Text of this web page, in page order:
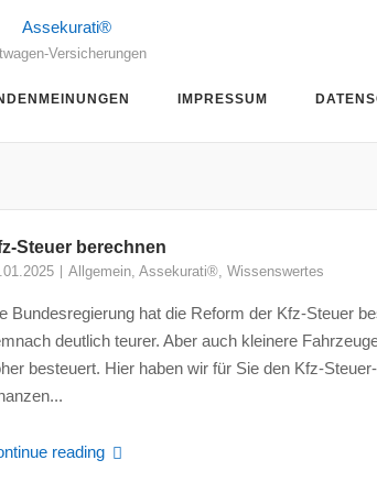
Versicherungen
IMPRESSUM
Steuer berechnen
Allgemein,Assekurati®,Wissenswertes
Bundesregierung hat die Reform der Kfz-Steuer
deutlich teurer. Aber auch kleinere
besteuert. Hier haben wir für Sie den Kfz-
reading